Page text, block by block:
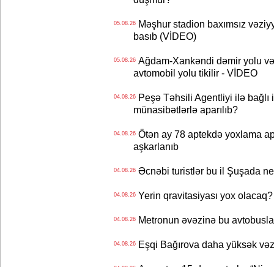
05.08.26Məşhur stadion baxımsız
basıb (VİDEO)
05.08.26Ağdam-Xankəndi dəmir yolu
avtomobil yolu tikilir - VİDEO
04.08.26Peşə Təhsili Agentliyi ilə bağlı
münasibətlərlə aparılıb?
04.08.26Ötən ay 78 aptekdə yoxlama
aşkarlanıb
04.08.26Əcnəbi turistlər bu il Şuşada
04.08.26Yerin qravitasiyası yox
04.08.26Metronun əvəzinə bu
04.08.26Eşqi Bağırova daha yüksək